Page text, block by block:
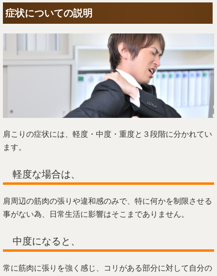
症状についての説明
肩こりの症状には、軽度・中度・重度と３段階に分かれてい
ます。
軽度な場合は、
肩周辺の筋肉の張りや違和感のみで、特に何かを制限させる
事がない為、日常生活に影響はそこまでありません。
中度になると、
常に筋肉に張りを強く感じ、コリがある部分に対して自分の